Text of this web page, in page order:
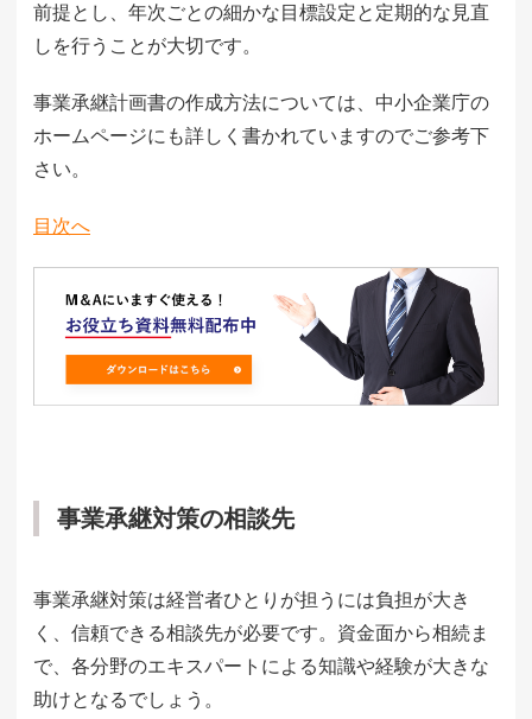
前提とし、年次ごとの細かな目標設定と定期的な見直
しを行うことが大切です。
事業承継計画書の作成方法については、中小企業庁の
ホームページにも詳しく書かれていますのでご参考下
さい。
目次へ
事業承継対策の相談先
事業承継対策は経営者ひとりが担うには負担が大き
く、信頼できる相談先が必要です。資金面から相続ま
で、各分野のエキスパートによる知識や経験が大きな
助けとなるでしょう。